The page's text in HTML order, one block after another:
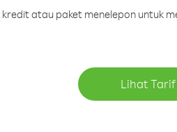
kredit atau paket menelepon untuk
Lihat